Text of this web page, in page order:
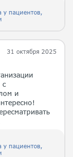
у пациентов,
31 октября 2025
с
и
у пациентов,